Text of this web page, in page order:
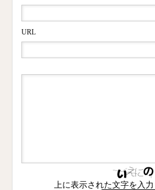
URL
上に表示された文字を入